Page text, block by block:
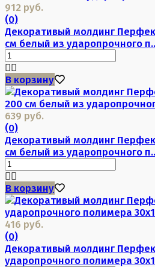
912 руб.
(0)
Декоративый молдинг
см белый из ударопрочного
В корзину
639 руб.
(0)
Декоративый молдинг
см белый из ударопрочного
В корзину
416 руб.
(0)
Декоративый молдинг
ударопрочного полимера